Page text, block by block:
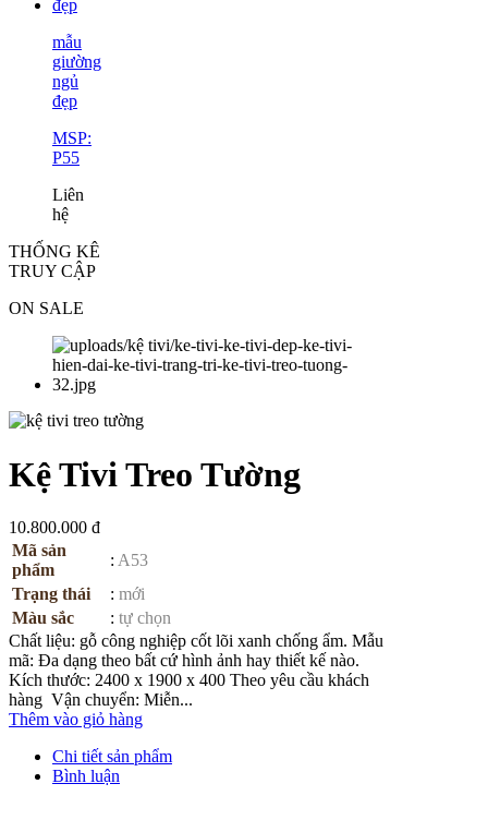
mẫu
giường
ngủ
đẹp
MSP:
P55
Liên
hệ
THỐNG KÊ
TRUY CẬP
ON SALE
Kệ Tivi Treo Tường
10.800.000 đ
Mã sản
phẩm
: A53
Trạng thái
: mới
Màu sắc
: tự chọn
Chất liệu: gỗ công nghiệp cốt lõi xanh chống ẩm. Mẫu
mã: Đa dạng theo bất cứ hình ảnh hay thiết kế nào.
Kích thước: 2400 x 1900 x 400 Theo yêu cầu khách
hàng Vận chuyển: Miễn...
Thêm vào giỏ hàng
Chi tiết sản phẩm
Bình luận